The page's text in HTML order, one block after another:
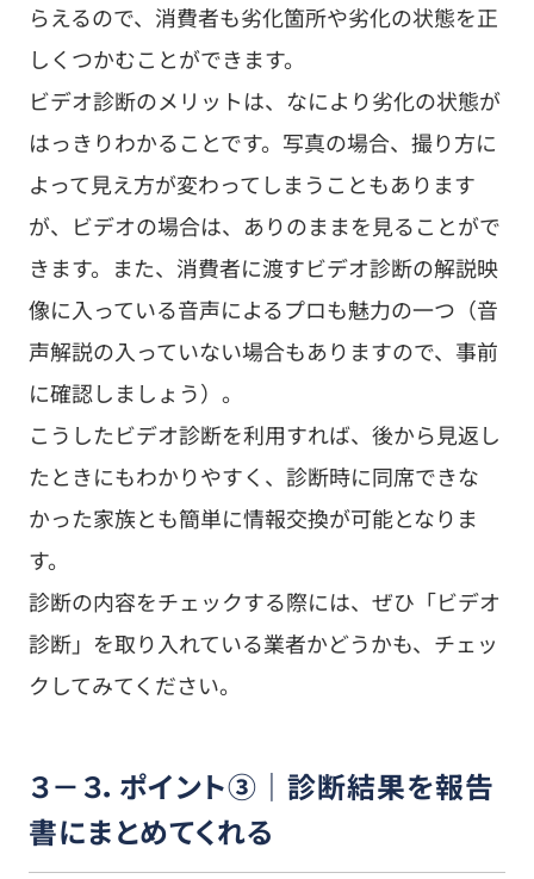
らえるので、消費者も劣化箇所や劣化の状態を正
しくつかむことができます。
ビデオ診断のメリットは、なにより劣化の状態が
はっきりわかることです。写真の場合、撮り方に
よって見え方が変わってしまうこともあります
が、ビデオの場合は、ありのままを見ることがで
きます。また、消費者に渡すビデオ診断の解説映
像に入っている音声によるプロも魅力の一つ（音
声解説の入っていない場合もありますので、事前
に確認しましょう）。
こうしたビデオ診断を利用すれば、後から見返し
たときにもわかりやすく、診断時に同席できな
かった家族とも簡単に情報交換が可能となりま
す。
診断の内容をチェックする際には、ぜひ「ビデオ
診断」を取り入れている業者かどうかも、チェッ
クしてみてください。
３－３．ポイント③｜診断結果を報告
書にまとめてくれる